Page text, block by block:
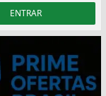
ENTRAR